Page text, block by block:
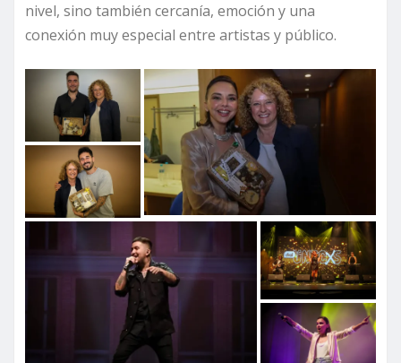
nivel, sino también cercanía, emoción y una
conexión muy especial entre artistas y público.